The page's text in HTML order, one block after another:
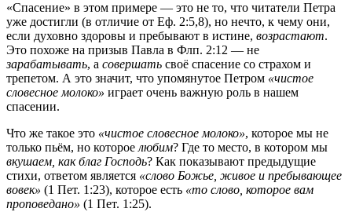
«Спасение» в этом примере — это не то, что читатели Петра
уже достигли (в отличие от Еф. 2:5,8), но нечто, к чему они,
если духовно здоровы и пребывают в истине, возрастают.
Это похоже на призыв Павла в Флп. 2:12 — не
зарабатывать, а совершать своё спасение со страхом и
трепетом. А это значит, что упомянутое Петром «чистое
словесное молоко» играет очень важную роль в нашем
спасении.
Что же такое это «чистое словесное молоко», которое мы не
только пьём, но которое любим? Где то место, в котором мы
вкушаем, как благ Господь? Как показывают предыдущие
стихи, ответом является «слово Божье, живое и пребывающее
вовек» (1 Пет. 1:23), которое есть «то слово, которое вам
проповедано» (1 Пет. 1:25).